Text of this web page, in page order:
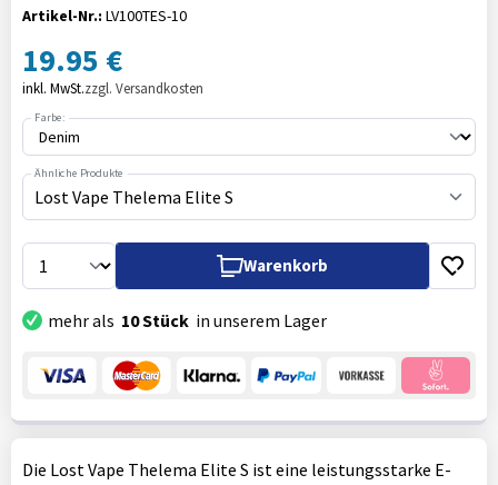
Artikel-Nr.: LV100TES-10
19.95 €
inkl. MwSt.zzgl. Versandkosten
Farbe:
Lost Vape Thelema Elite S
Ähnliche Produkte
Warenkorb
mehr als 10 Stück in unserem Lager
Die Lost Vape Thelema Elite S ist eine leistungsstarke E-